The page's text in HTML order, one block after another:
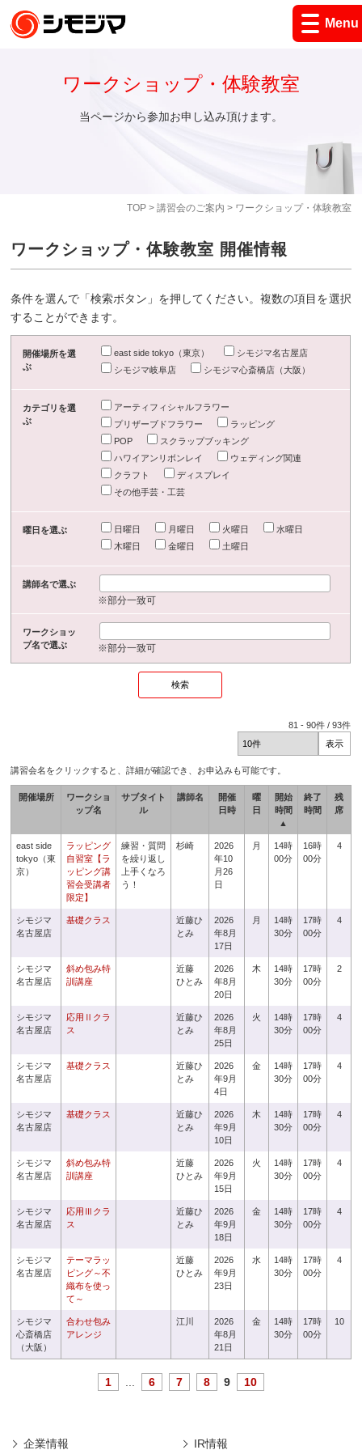
Menu
TOP> 講習会のご案内 > ワークショップ・体験教室
ワークショップ・体験教室
当ページから参加お申し込み頂けます。
ワークショップ・体験教室 開催情報
条件を選んで「検索ボタン」を押してください。複数の項目を選択
することができます。
開催場所を選
ぶ
east side tokyo（東京）
シモジマ名古屋店
シモジマ岐阜店
シモジマ心斎橋店（大阪）
カテゴリを選
ぶ
アーティフィシャルフラワー
プリザーブドフラワー
ラッピング
POP
スクラップブッキング
ハワイアンリボンレイ
ウェディング関連
クラフト
ディスプレイ
その他手芸・工芸
曜日を選ぶ 日曜日 月曜日 火曜日
水曜日
木曜日
金曜日 土曜日
講師名で選ぶ
※部分一致可
ワークショッ
プ名で選ぶ
※部分一致可
81 -90件 /93件
講習会名をクリックすると、詳細が確認でき、お申込みも可能です。
開催場所
ワークショ
ップ名
サブタイト
ル
講師名
開催
日時
曜
日
開始
時間
▲
終了
時間
残
席
east side
tokyo（東
京）
ラッピング
自習室【ラ
ッピング講
習会受講者
限定】
練習・質問
を繰り返し
上手くなろ
う！
杉崎
2026
年10
月26
日
月
14時
00分
16時
00分
4
シモジマ
名古屋店
基礎クラス
近藤ひ
とみ
2026
年8月
17日
月
14時
30分
17時
00分
4
シモジマ
名古屋店
斜め包み特
訓講座
近藤
ひとみ
2026
年8月
20日
木
14時
30分
17時
00分
2
シモジマ
名古屋店
応用Ⅱクラ
ス
近藤ひ
とみ
2026
年8月
25日
火
14時
30分
17時
00分
4
シモジマ
名古屋店
基礎クラス
近藤ひ
とみ
2026
年9月
4日
金
14時
30分
17時
00分
4
シモジマ
名古屋店
基礎クラス
近藤ひ
とみ
2026
年9月
10日
木
14時
30分
17時
00分
4
シモジマ
名古屋店
斜め包み特
訓講座
近藤
ひとみ
2026
年9月
15日
火
14時
30分
17時
00分
4
シモジマ
名古屋店
応用Ⅲクラ
ス
近藤ひ
とみ
2026
年9月
18日
金
14時
30分
17時
00分
4
シモジマ
名古屋店
テーマラッ
ピング～不
織布を使っ
て～
近藤
ひとみ
2026
年9月
23日
水
14時
30分
17時
00分
4
シモジマ
心斎橋店
（大阪）
合わせ包み
アレンジ
江川
2026
年8月
21日
金
14時
30分
17時
00分
10
1 6 7 8 9 10
企業情報 IR情報